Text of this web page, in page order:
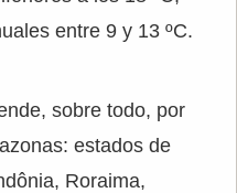
entre 9 y 13 ºC.
sobre todo, por
estados de
Roraima,